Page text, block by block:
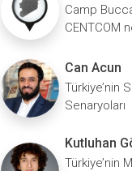
Camp
CENTCOM
Can Acun
Türkiye’nin
Senaryoları
Kutluhan
Türkiye’nin